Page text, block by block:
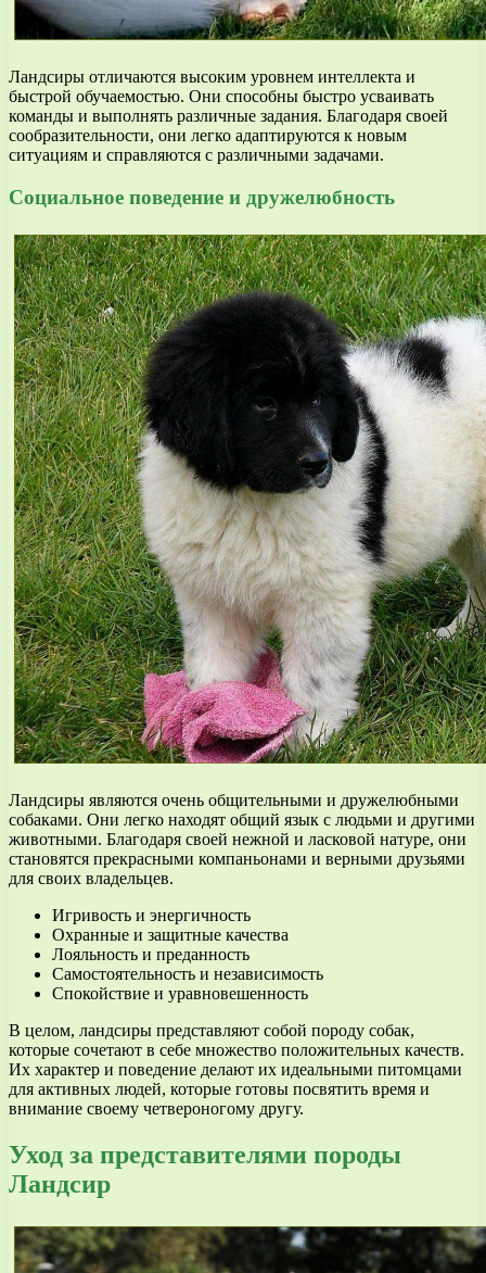
Ландсиры отличаются высоким уровнем интеллекта и
быстрой обучаемостью. Они способны быстро усваивать
команды и выполнять различные задания. Благодаря своей
сообразительности, они легко адаптируются к новым
ситуациям и справляются с различными задачами.
Социальное поведение и дружелюбность
Ландсиры являются очень общительными и дружелюбными
собаками. Они легко находят общий язык с людьми и другими
животными. Благодаря своей нежной и ласковой натуре, они
становятся прекрасными компаньонами и верными друзьями
для своих владельцев.
Игривость и энергичность
Охранные и защитные качества
Лояльность и преданность
Самостоятельность и независимость
Спокойствие и уравновешенность
В целом, ландсиры представляют собой породу собак,
которые сочетают в себе множество положительных качеств.
Их характер и поведение делают их идеальными питомцами
для активных людей, которые готовы посвятить время и
внимание своему четвероногому другу.
Уход за представителями породы
Ландсир